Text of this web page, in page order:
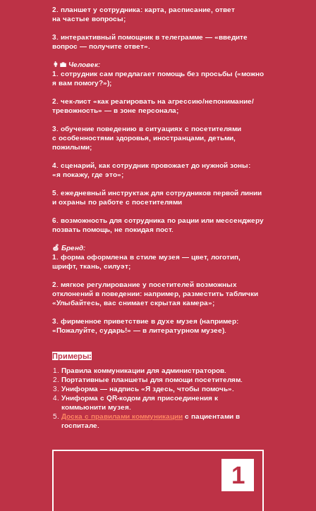
2. планшет у сотрудника: карта, расписание, ответ
на частые вопросы;
3. интерактивный помощник в телеграмме — «введите
вопрос — получите ответ».
👩‍💼 Человек:
1. сотрудник сам предлагает помощь без просьбы («можно
я вам помогу?»);
2. чек-лист «как реагировать на агрессию/непонимание/
тревожность» — в зоне персонала;
3. обучение поведению в ситуациях с посетителями
с особенностями здоровья, иностранцами, детьми,
пожилыми;
4. сценарий, как сотрудник провожает до нужной зоны:
«я покажу, где это»;
5. ежедневный инструктаж для сотрудников первой линии
и охраны по работе с посетителями
6. возможность для сотрудника по рации или мессенджеру
позвать помощь, не покидая пост.
🍏 Бренд:
1. форма оформлена в стиле музея — цвет, логотип,
шрифт, ткань, силуэт;
2. мягкое регулирование у посетителей возможных
отклонений в поведении: например, разместить таблички
«Улыбайтесь, вас снимает скрытая камера»;
3. фирменное приветствие в духе музея (например:
«Пожалуйте, сударь!» — в литературном музее).
Правила коммуникации для администраторов.
Портативные планшеты для помощи посетителям.
Униформа — надпись «Я здесь, чтобы помочь».
Униформа с QR-кодом для присоединения к
коммьюнити музея.
Доска с правилами коммуникации с пациентами в
госпитале.
Примеры:
1